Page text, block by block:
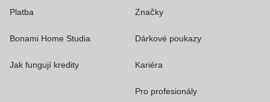
Platba
Bonami Home Studia
Jak fungují kredity
Značky
Dárkové poukazy
Kariéra
Pro profesionály